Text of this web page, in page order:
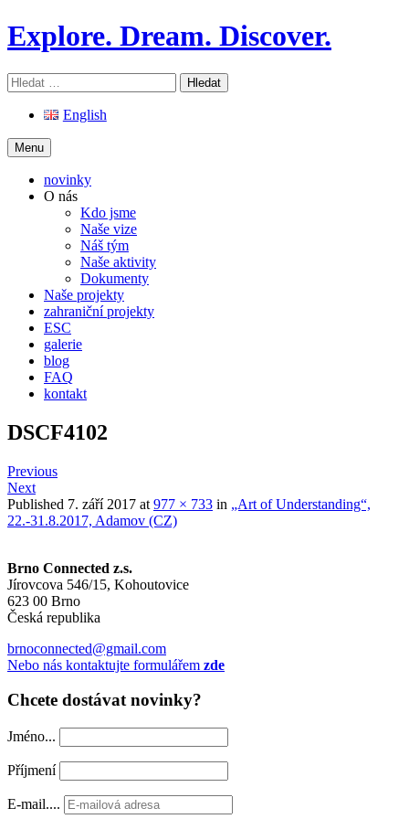
Skip
to
Explore. Dream. Discover.
Vyhledávání
English
Menu
novinky
O nás
Kdo jsme
Naše vize
Náš tým
Naše aktivity
Dokumenty
Naše projekty
zahraniční projekty
ESC
galerie
blog
FAQ
kontakt
DSCF4102
Previous
Next
Published 7. září 2017 at 977 × 733 in „Art of Understanding“,
22.-31.8.2017, Adamov (CZ)
Brno Connected z.s.
Jírovcova 546/15, Kohoutovice
623 00 Brno
Česká republika
brnoconnected@gmail.com
Nebo nás kontaktujte formulářem zde
Chcete dostávat novinky?
Jméno...
Příjmení
E-mail....